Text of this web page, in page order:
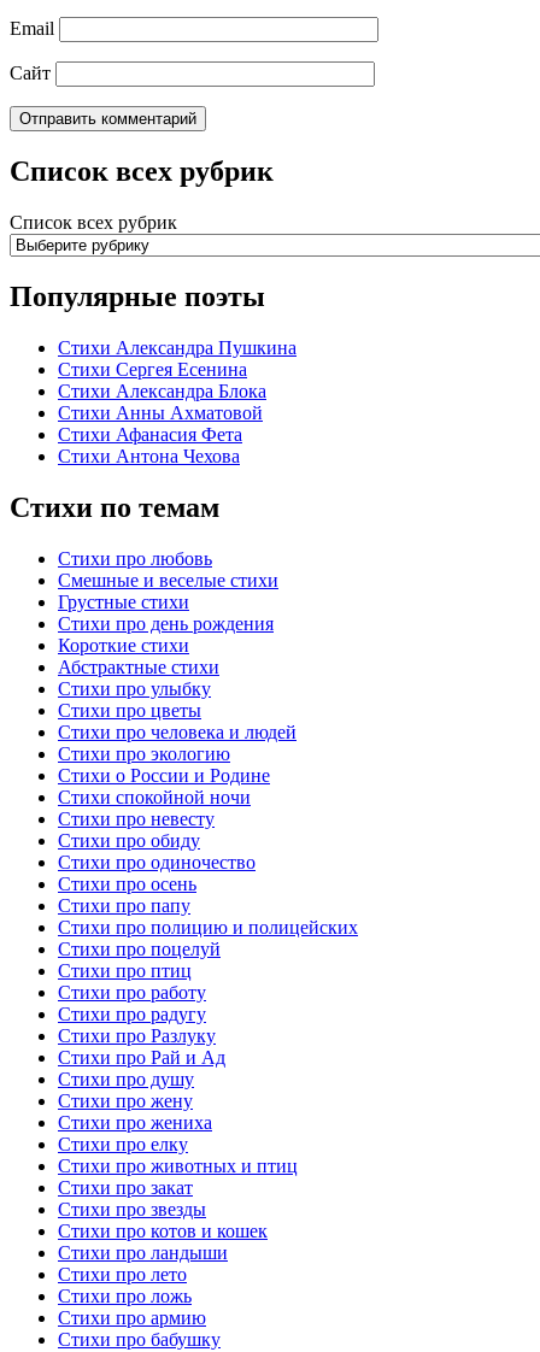
Email
Сайт
Список всех рубрик
Список всех рубрик
Популярные поэты
Стихи Александра Пушкина
Стихи Сергея Есенина
Стихи Александра Блока
Стихи Анны Ахматовой
Стихи Афанасия Фета
Стихи Антона Чехова
Стихи по темам
Стихи про любовь
Смешные и веселые стихи
Грустные стихи
Стихи про день рождения
Короткие стихи
Абстрактные стихи
Стихи про улыбку
Стихи про цветы
Стихи про человека и людей
Стихи про экологию
Стихи о России и Родине
Стихи спокойной ночи
Стихи про невесту
Стихи про обиду
Стихи про одиночество
Стихи про осень
Стихи про папу
Стихи про полицию и полицейских
Стихи про поцелуй
Стихи про птиц
Стихи про работу
Стихи про радугу
Стихи про Разлуку
Стихи про Рай и Ад
Стихи про душу
Стихи про жену
Стихи про жениха
Стихи про елку
Стихи про животных и птиц
Стихи про закат
Стихи про звезды
Стихи про котов и кошек
Стихи про ландыши
Стихи про лето
Стихи про ложь
Стихи про армию
Стихи про бабушку